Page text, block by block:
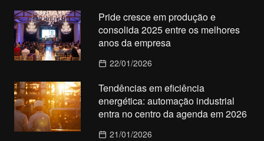
Pride cresce em produção e
consolida 2025 entre os melhores
anos da empresa
22/01/2026
Tendências em eficiência
energética: automação industrial
entra no centro da agenda em 2026
21/01/2026